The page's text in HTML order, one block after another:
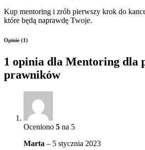
Kup mentoring i zrób pierwszy krok do
które będą naprawdę Twoje.
Opinie (1)
1 opinia dla Mentoring dla
prawników
Oceniono 5 na 5
Marta – 5 stycznia 2023